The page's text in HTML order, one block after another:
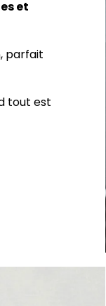
et
parfait
tout est